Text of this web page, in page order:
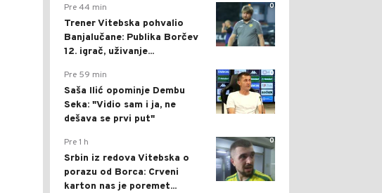
0
Pre 44 min
Trener Vitebska pohvalio
Banjalučane: Publika Borčev
12. igrač, uživanje...
0
Pre 59 min
Saša Ilić opominje Dembu
Seka: "Vidio sam i ja, ne
dešava se prvi put"
0
Pre 1 h
Srbin iz redova Vitebska o
porazu od Borca: Crveni
karton nas je poremet...